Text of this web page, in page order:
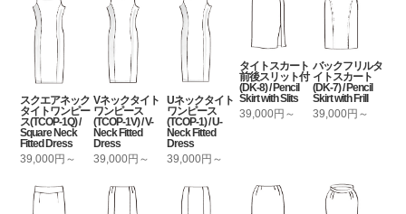
スクエアネック
タイトワンピー
ス(TCOP-1Q) /
Square Neck
Fitted Dress
39,000円～
Vネックタイト
ワンピース
(TCOP-1V) / V-
Neck Fitted
Dress
39,000円～
Uネックタイト
ワンピース
(TCOP-1) / U-
Neck Fitted
Dress
39,000円～
タイトスカート
前後スリット付
(DK-8) / Pencil
Skirt with Slits
39,000円～
バックフリルタ
イトスカート
(DK-7) / Pencil
Skirt with Frill
39,000円～